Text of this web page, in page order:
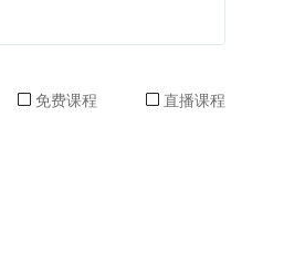
免费课程 直播课程